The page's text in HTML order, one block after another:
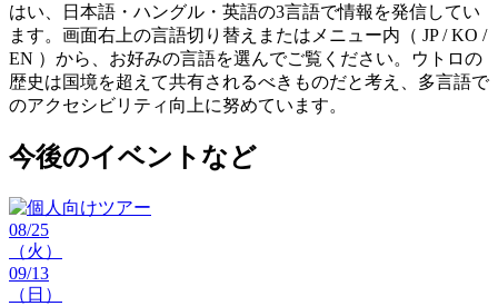
はい、日本語・ハングル・英語の3言語で情報を発信してい
ます。画面右上の言語切り替えまたはメニュー内（ JP / KO /
EN ）から、お好みの言語を選んでご覧ください。ウトロの
歴史は国境を超えて共有されるべきものだと考え、多言語で
のアクセシビリティ向上に努めています。
今後のイベントなど
08/25
（火）
09/13
（日）